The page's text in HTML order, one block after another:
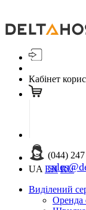
Кабінет
(044)
UA EN RU
Виділений
Оренда